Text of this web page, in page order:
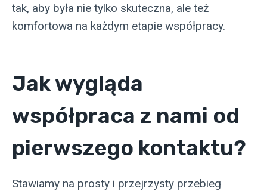
tak, aby była nie tylko skuteczna, ale też
komfortowa na każdym etapie współpracy.
Jak wygląda
współpraca z nami od
pierwszego kontaktu?
Stawiamy na prosty i przejrzysty przebieg